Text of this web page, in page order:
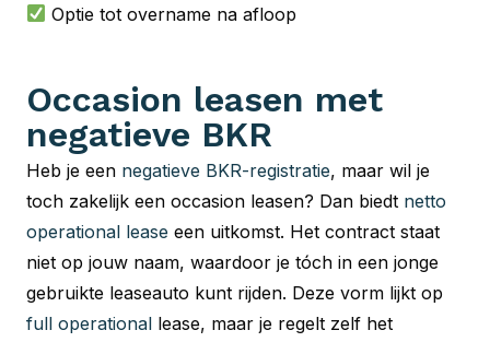
Optie tot overname na afloop
Occasion leasen met
negatieve BKR
Heb je een negatieve BKR-registratie, maar wil je
toch zakelijk een occasion leasen? Dan biedt netto
operational lease een uitkomst. Het contract staat
niet op jouw naam, waardoor je tóch in een jonge
gebruikte leaseauto kunt rijden. Deze vorm lijkt op
full operational lease, maar je regelt zelf het